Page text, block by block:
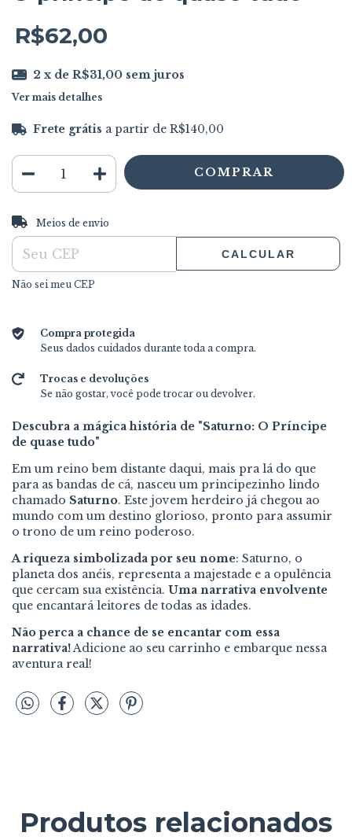
R$62,00
2 x de R$31,00 sem juros
Ver mais detalhes
Frete grátis a partir de R$140,00
Entregas para o CEP:
Meios de envio
CALCULAR
Não sei meu CEP
Compra protegida
Seus dados cuidados durante toda a compra.
Trocas e devoluções
Se não gostar, você pode trocar ou devolver.
Descubra a mágica história de "Saturno: O Príncipe
de quase tudo"
Em um reino bem distante daqui, mais pra lá do que
para as bandas de cá, nasceu um principezinho lindo
chamado Saturno. Este jovem herdeiro já chegou ao
mundo com um destino glorioso, pronto para assumir
o trono de um reino poderoso.
A riqueza simbolizada por seu nome: Saturno, o
planeta dos anéis, representa a majestade e a opulência
que cercam sua existência. Uma narrativa envolvente
que encantará leitores de todas as idades.
Não perca a chance de se encantar com essa
narrativa!Adicione ao seu carrinho e embarque nessa
aventura real!
Produtos relacionados